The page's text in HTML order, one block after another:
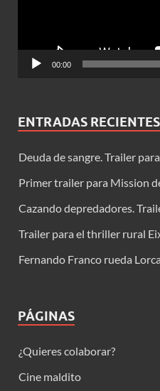
00:00
ENTRADAS RECIENTES
Deuda de sangre. Trailer
Primer trailer para Mission
Cazando depredadores.
Trailer para el thriller rural
Fernando Franco rueda
PÁGINAS
¿Quieres colaborar?
Cine maldito